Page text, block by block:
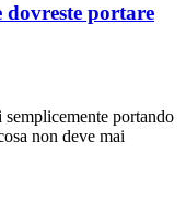
dovreste portare
portando
non deve mai